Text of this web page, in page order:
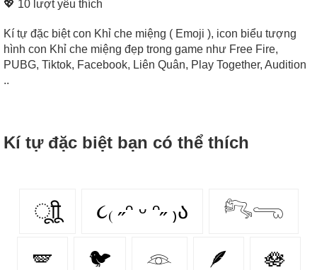
💖 10 lượt yêu thích
Kí tự đặc biệt con Khỉ che miệng ( Emoji ), icon biểu tượng
hình con Khỉ che miệng đẹp trong game như Free Fire,
PUBG, Tiktok, Facebook, Liên Quân, Play Together, Audition
..
Kí tự đặc biệt bạn có thể thích
ूाीू ૮₍ ˶ᵔ ᵕ ᵔ˶ ₎ა 𓀐𓂸
🪽 🐦 𓁻 🪶 🪷